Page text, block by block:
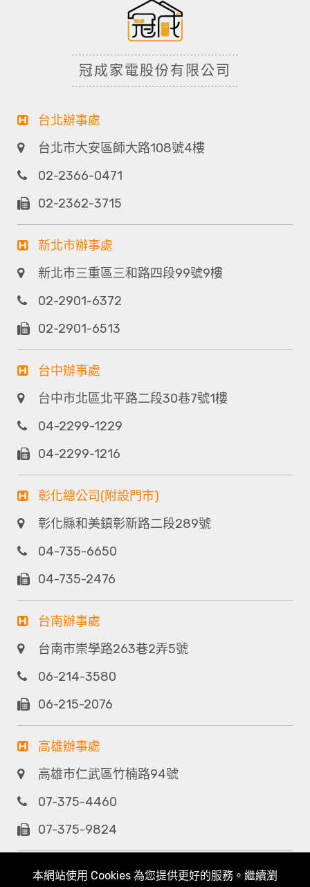
本網站使用 Cookies 為您提供更好的服務。繼續瀏
冠成家電股份有限公司
台北辦事處
台北市大安區師大路108號4樓
02-2366-0471
02-2362-3715
新北市辦事處
新北市三重區三和路四段99號9樓
02-2901-6372
02-2901-6513
台中辦事處
台中市北區北平路二段30巷7號1樓
04-2299-1229
04-2299-1216
彰化總公司(附設門市)
彰化縣和美鎮彰新路二段289號
04-735-6650
04-735-2476
台南辦事處
台南市崇學路263巷2弄5號
06-214-3580
06-215-2076
高雄辦事處
高雄市仁武區竹楠路94號
07-375-4460
07-375-9824